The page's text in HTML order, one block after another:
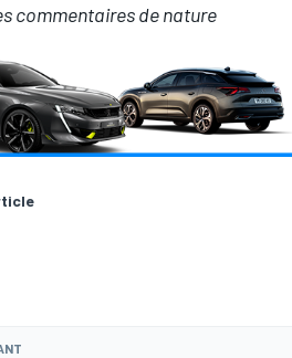
commentaires de nature